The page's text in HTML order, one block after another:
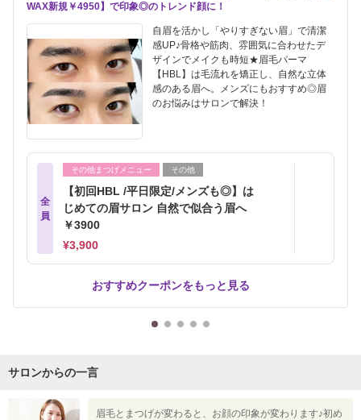
WAX新規￥4950】で印象◎のトレンド顔に！
自眉を活かし「やりすぎない眉」で清潔
感UP♪骨格や筋肉、雰囲気に合わせたデ
ザインでメイクも時短★眉毛パーマ
【HBL】は毛流れを矯正し、自然な立体
感のある眉へ。メンズにもおすすめ◎眉
のお悩みはサロンで解決！
全
員
その他まつげメニュー その他
【初回HBL /平日限定/メンズも◎】は
じめての眉サロン 自然で似合う眉へ
￥3900
¥3,900
おすすめクーポンをもっと見る
サロンからの一言
眉毛とまつげが変わると、お顔の印象が変わります♪初め